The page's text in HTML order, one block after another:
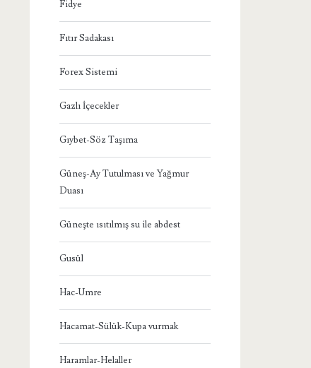
Fidye
Fıtır Sadakası
Forex Sistemi
Gazlı İçecekler
Gıybet-Söz Taşıma
Güneş-Ay Tutulması ve Yağmur
Duası
Güneşte ısıtılmış su ile abdest
Gusül
Hac-Umre
Hacamat-Sülük-Kupa vurmak
Haramlar-Helaller